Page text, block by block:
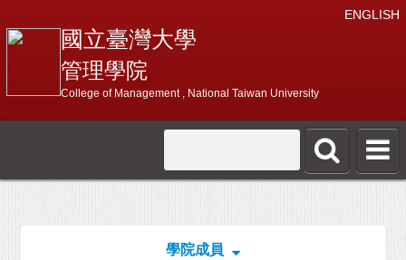
ENGLISH
國立臺灣大學
管理學院
College of Management , National Taiwan University
學院成員